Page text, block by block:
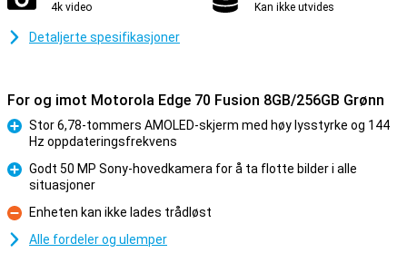
4k video Kan ikke utvides
Detaljerte spesifikasjoner
For og imot Motorola Edge 70 Fusion 8GB/256GB Grønn
Fordel
Stor 6,78-tommers AMOLED-skjerm med høy lysstyrke og 144
Hz oppdateringsfrekvens
Fordel
Godt 50 MP Sony-hovedkamera for å ta flotte bilder i alle
situasjoner
Ulempe
Enheten kan ikke lades trådløst
Alle fordeler og ulemper